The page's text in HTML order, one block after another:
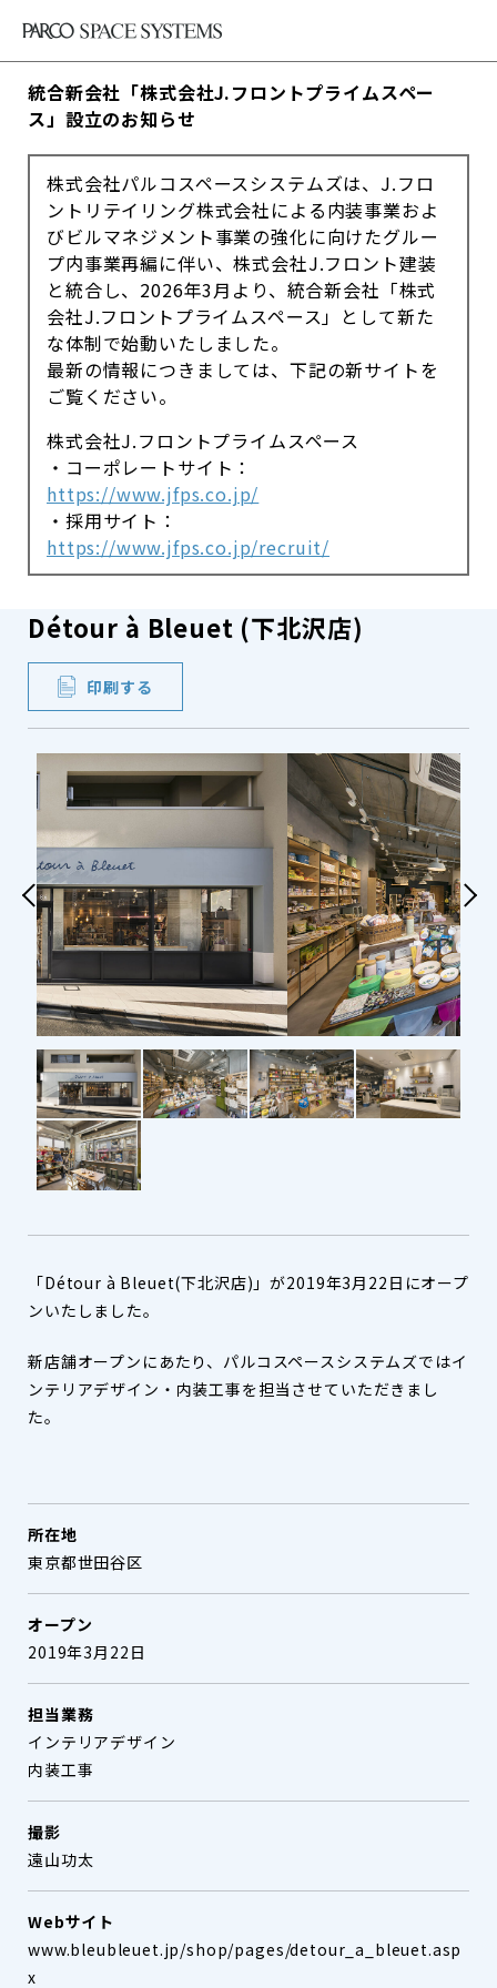
統合新会社「株式会社J.フロントプライムスペー
ス」設立のお知らせ
株式会社パルコスペースシステムズは、J.フロ
ントリテイリング株式会社による内装事業およ
びビルマネジメント事業の強化に向けたグルー
プ内事業再編に伴い、株式会社J.フロント建装
と統合し、2026年3月より、統合新会社「株式
会社J.フロントプライムスペース」として新た
な体制で始動いたしました。
最新の情報につきましては、下記の新サイトを
ご覧ください。
株式会社J.フロントプライムスペース
・コーポレートサイト：
https://www.jfps.co.jp/
・採用サイト：
https://www.jfps.co.jp/recruit/
Détour à Bleuet (下北沢店)
印刷する
「Détour à Bleuet(下北沢店)」が2019年3月22日にオープ
ンいたしました。
新店舗オープンにあたり、パルコスペースシステムズではイ
ンテリアデザイン・内装工事を担当させていただきまし
た。
所在地
東京都世田谷区
オープン
2019年3月22日
担当業務
インテリアデザイン
内装工事
撮影
遠山功太
Webサイト
www.bleubleuet.jp/shop/pages/detour_a_bleuet.asp
x